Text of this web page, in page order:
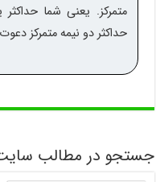
متمرکز. یعنی شما
حداکثر دو نیمه متمرکز
جستجو در مطالب